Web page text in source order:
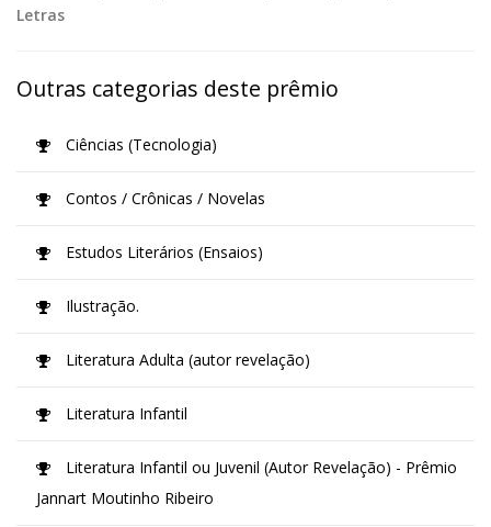
Letras
Outras categorias deste prêmio
Ciências (Tecnologia)
Contos / Crônicas / Novelas
Estudos Literários (Ensaios)
Ilustração.
Literatura Adulta (autor revelação)
Literatura Infantil
Literatura Infantil ou Juvenil (Autor Revelação) - Prêmio
Jannart Moutinho Ribeiro